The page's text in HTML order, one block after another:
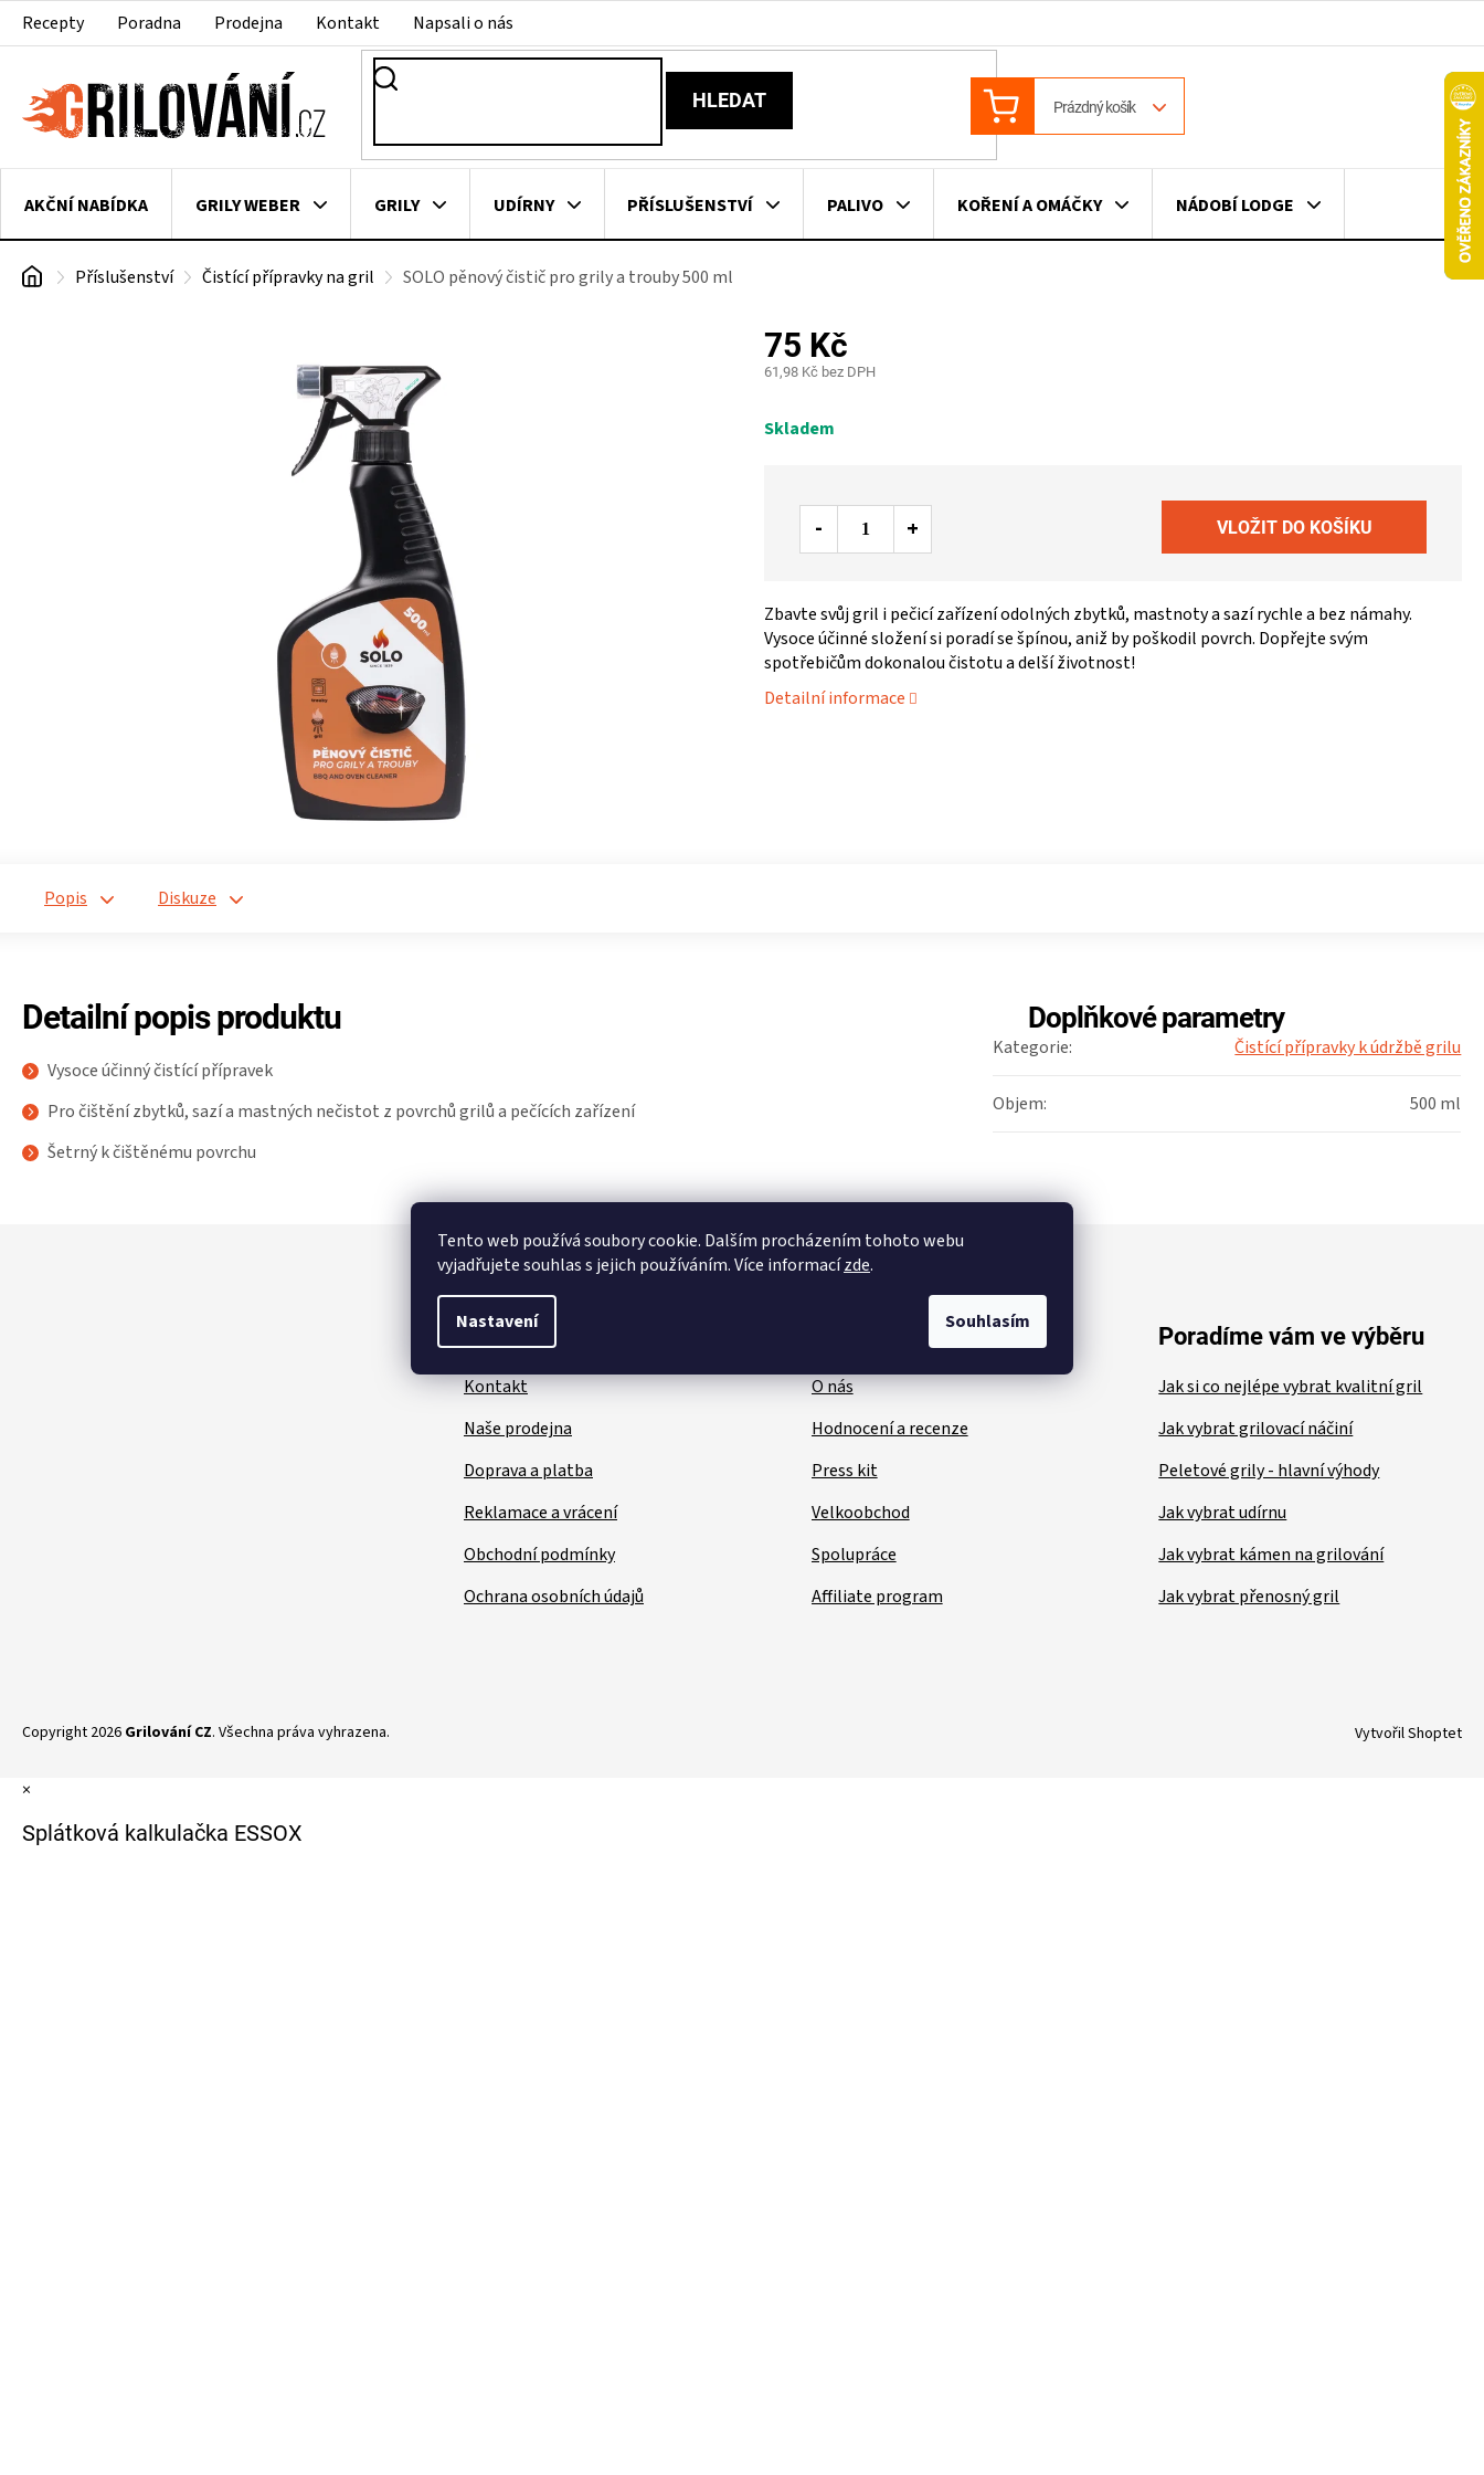
Tento web používá soubory cookie. Dalším procházením tohoto webu
vyjadřujete souhlas s jejich používáním. Více informacízde.
Nastavení Souhlasím
PřejítRecepty Poradna Prodejna Kontakt Napsali o nás
HLEDAT NÁKUPNÍ
KOŠÍK
Prázdný košík
AKČNÍ NABÍDKA GRILY WEBER GRILY UDÍRNY PŘÍSLUŠENSTVÍ PALIVO KOŘENÍ A OMÁČKY NÁDOBÍ LODGE
VAKUOVAČKY LEDNICE NA ZRÁNÍ MASA VENKOVNÍ KUCHYNĚ KNIHY O GRILOVÁNÍ
DomůPříslušenství Čistící přípravky na gril SOLO pěnový čistič pro grily a trouby 500 ml
75 Kč
61,98 Kč bez DPH
cena:
Skladem
Zbavte svůj gril i pečicí zařízení odolných zbytků, mastnoty a sazí rychle a bez námahy.
Vysoce účinné složení si poradí se špínou, aniž by poškodil povrch. Dopřejte svým
spotřebičům dokonalou čistotu a delší životnost!
Detailní informace
Popis Diskuze
Detailní popis produktu
Vysoce účinný čistící přípravek
Pro čištění zbytků, sazí a mastných nečistot z povrchů grilů a pečících zařízení
Šetrný k čištěnému povrchu
Doplňkové parametry
Kategorie: Čistící přípravky k údržbě grilu
Objem: 500 ml
Zákaznický servis
Kontakt
Naše prodejna
Doprava a platba
Reklamace a vrácení
Obchodní podmínky
Ochrana osobních údajů
Užitečné informace
O nás
Hodnocení a recenze
Press kit
Velkoobchod
Spolupráce
Affiliate program
Poradíme vám ve výběru
Jak si co nejlépe vybrat kvalitní gril
Jak vybrat grilovací náčiní
Peletové grily - hlavní výhody
Jak vybrat udírnu
Jak vybrat kámen na grilování
Jak vybrat přenosný gril
Vytvořil Shoptet
Copyright 2026 Grilování CZ. Všechna práva vyhrazena.
×
Splátková kalkulačka ESSOX